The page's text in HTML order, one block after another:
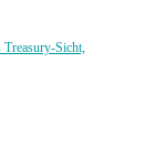
Sicht,